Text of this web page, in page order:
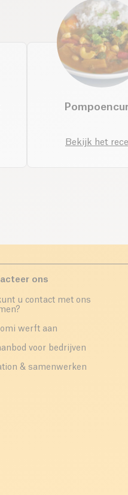
Bekijk het
ons
u contact met ons
werft aan
voor bedrijven
& samenwerken